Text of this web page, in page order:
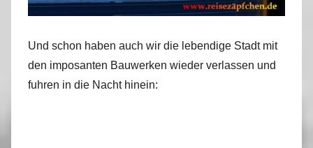
Und schon haben auch wir die lebendige Stadt mit
den imposanten Bauwerken wieder verlassen und
fuhren in die Nacht hinein: